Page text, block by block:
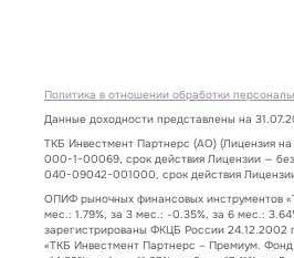
Политика в отношении обработки
Данные доходности представлены на
ТКБ Инвестмент Партнерс (АО) (Лицензия
000-1-00069, срок действия Лицензии —
040-09042-001000, срок действия
ОПИФ рыночных финансовых инструментов
мес.: 1.79%, за 3 мес.: -0.35%, за 6 мес.:
зарегистрированы ФКЦБ России 24.12.2002
«ТКБ Инвестмент Партнерс – Премиум.